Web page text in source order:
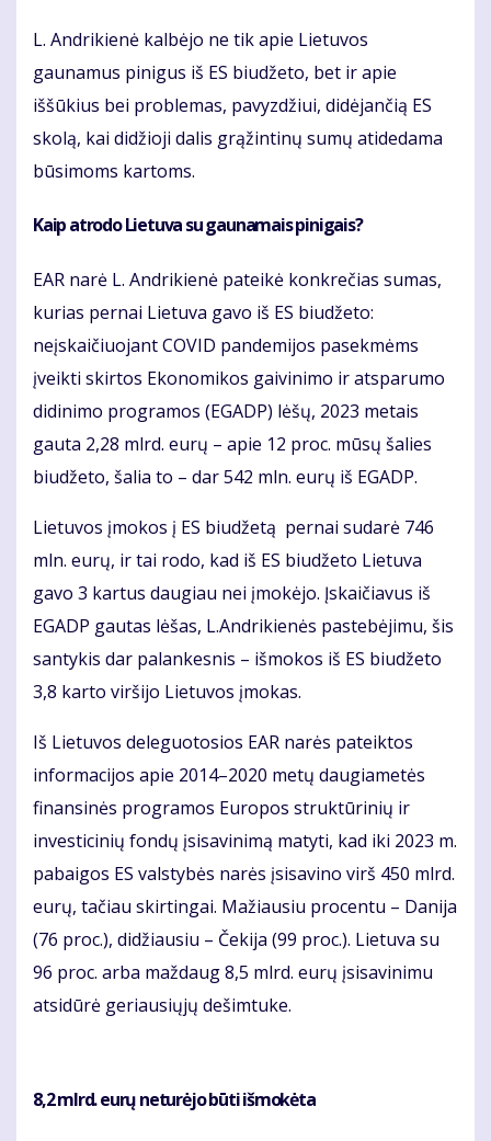
L. Andrikienė kalbėjo ne tik apie Lietuvos
gaunamus pinigus iš ES biudžeto, bet ir apie
iššūkius bei problemas, pavyzdžiui, didėjančią ES
skolą, kai didžioji dalis grąžintinų sumų atidedama
būsimoms kartoms.
Kaip atrodo Lietuva su gaunamais pinigais?
EAR narė L. Andrikienė pateikė konkrečias sumas,
kurias pernai Lietuva gavo iš ES biudžeto:
neįskaičiuojant COVID pandemijos pasekmėms
įveikti skirtos Ekonomikos gaivinimo ir atsparumo
didinimo programos (EGADP) lėšų, 2023 metais
gauta 2,28 mlrd. eurų – apie 12 proc. mūsų šalies
biudžeto, šalia to – dar 542 mln. eurų iš EGADP.
Lietuvos įmokos į ES biudžetą pernai sudarė 746
mln. eurų, ir tai rodo, kad iš ES biudžeto Lietuva
gavo 3 kartus daugiau nei įmokėjo. Įskaičiavus iš
EGADP gautas lėšas, L.Andrikienės pastebėjimu, šis
santykis dar palankesnis – išmokos iš ES biudžeto
3,8 karto viršijo Lietuvos įmokas.
Iš Lietuvos deleguotosios EAR narės pateiktos
informacijos apie 2014–2020 metų daugiametės
finansinės programos Europos struktūrinių ir
investicinių fondų įsisavinimą matyti, kad iki 2023 m.
pabaigos ES valstybės narės įsisavino virš 450 mlrd.
eurų, tačiau skirtingai. Mažiausiu procentu – Danija
(76 proc.), didžiausiu – Čekija (99 proc.). Lietuva su
96 proc. arba maždaug 8,5 mlrd. eurų įsisavinimu
atsidūrė geriausiųjų dešimtuke.
8,2 mlrd. eurų neturėjo būti išmokėta